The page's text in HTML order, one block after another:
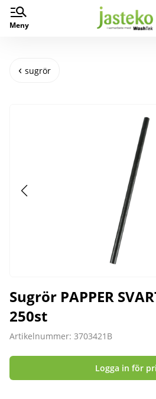
Meny
sugrör
Sugrör PAPPER
250st
Artikelnummer: 3703421B
Logga in för